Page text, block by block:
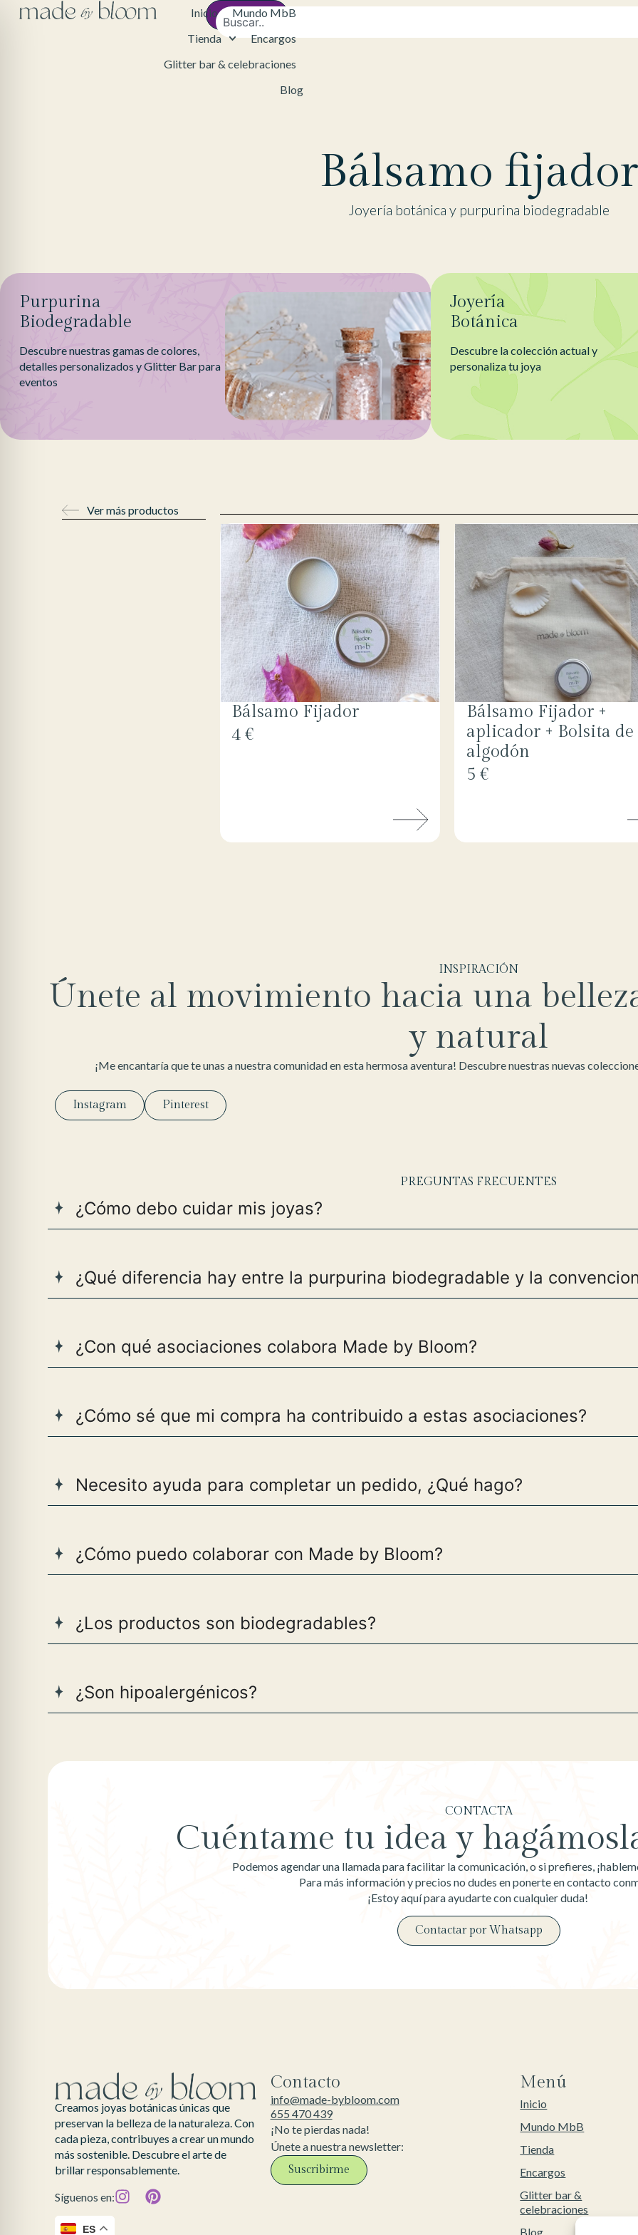
Inicio
Mundo MbB
Tienda
Encargos
Glitter bar & celebraciones
Blog
Contacto
Bálsamo fijador
Joyería botánica y purpurina biodegradable
Purpurina
Biodegradable
Descubre nuestras gamas de colores,
detalles personalizados y Glitter Bar para
eventos
Joyería
Botánica
Descubre la colección actual y
personaliza tu joya
Ver más productos
Bálsamo Fijador
4 €
Bálsamo Fijador +
aplicador + Bolsita de
algodón
5 €
INSPIRACIÓN
Únete al movimiento hacia una
y natural
¡Me encantaría que te unas a nuestra comunidad en esta hermosa aventura! Descubre nuestras nuevas
Instagram Pinterest
PREGUNTAS FRECUENTES
¿Cómo debo cuidar mis joyas?
¿Qué diferencia hay entre la purpurina biodegradable y la
¿Con qué asociaciones colabora Made by Bloom?
¿Cómo sé que mi compra ha contribuido a estas asociaciones?
Necesito ayuda para completar un pedido, ¿Qué hago?
¿Cómo puedo colaborar con Made by Bloom?
¿Los productos son biodegradables?
¿Son hipoalergénicos?
CONTACTA
Cuéntame tu idea y
Podemos agendar una llamada para facilitar la comunicación, o si prefieres,
Para más información y precios no dudes en ponerte en contacto
¡Estoy aquí para ayudarte con cualquier duda!
Contactar por Whatsapp
Creamos joyas botánicas únicas que
preservan la belleza de la naturaleza. Con
cada pieza, contribuyes a crear un mundo
más sostenible. Descubre el arte de
brillar responsablemente.
Síguenos en:
ES
Contacto
info@made-bybloom.com
655 470 439
¡No te pierdas nada!
Únete a nuestra newsletter:
Suscribirme
Menú
Inicio
Mundo MbB
Tienda
Encargos
Glitter bar &
celebraciones
Blog